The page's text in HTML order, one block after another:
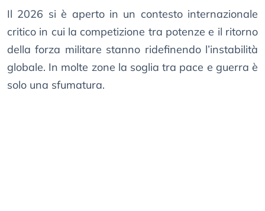
Il 2026 si è aperto in un contesto internazionale
critico in cui la competizione tra potenze e il ritorno
della forza militare stanno ridefinendo l’instabilità
globale. In molte zone la soglia tra pace e guerra è
solo una sfumatura.